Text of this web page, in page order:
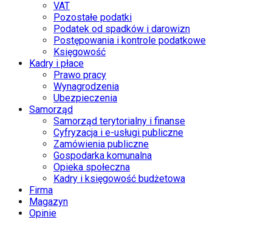
VAT
Pozostałe podatki
Podatek od spadków i darowizn
Postępowania i kontrole podatkowe
Księgowość
Kadry i płace
Prawo pracy
Wynagrodzenia
Ubezpieczenia
Samorząd
Samorząd terytorialny i finanse
Cyfryzacja i e-usługi publiczne
Zamówienia publiczne
Gospodarka komunalna
Opieka społeczna
Kadry i księgowość budżetowa
Firma
Magazyn
Opinie